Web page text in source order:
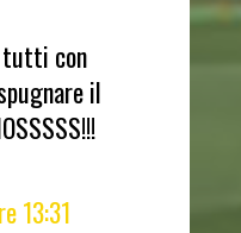
tutti con
il
13:31